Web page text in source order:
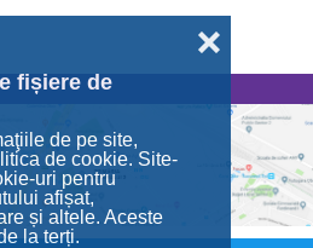
fișiere de
de pe site,
de cookie. Site-
uri pentru
afișat,
și altele. Aceste
la terți.
❌